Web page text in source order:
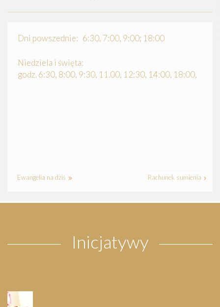
Dni powszednie: 6:30, 7:00, 9:00; 18:00
Niedziela i święta:
godz. 6:30, 8:00, 9:30, 11.00, 12:30, 14:00, 18:00,
Ewangelia na dziś Rachunek sumienia
Inicjatywy